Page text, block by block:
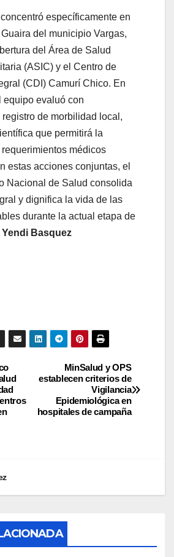
específicamente en
del municipio Vargas,
del Área de Salud
(ASIC) y el Centro de
(CDI) Camurí Chico. En
equipo evaluó con
de morbilidad local,
que permitirá la
médicos
estas acciones conjuntas, el
Nacional de Salud consolida
y dignifica la vida de las
durante la actual etapa de
Yendi Basquez
MinSalud y OPS
establecen criterios de
Vigilancia
Epidemiológica en
hospitales de campaña